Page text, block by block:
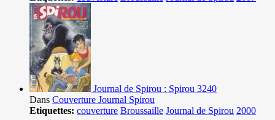
Journal de Spirou : Spirou 3240
Dans Couverture Journal Spirou
Etiquettes: couverture Broussaille Journal de Spirou 2000